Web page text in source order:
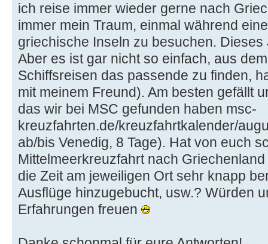
ich reise immer wieder gerne nach
immer mein Traum, einmal während
griechische Inseln zu besuchen.
Aber es ist gar nicht so einfach, aus
Schiffsreisen das passende zu finden,
mit meinem Freund). Am besten gefällt
das wir bei MSC gefunden haben msc-
kreuzfahrten.de/kreuzfahrtkalender/
ab/bis Venedig, 8 Tage). Hat von euch
Mittelmeerkreuzfahrt nach
die Zeit am jeweiligen Ort sehr knapp
Ausflüge hinzugebucht, usw.? Würden
Erfahrungen freuen